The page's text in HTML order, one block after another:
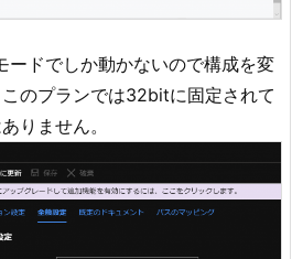
ードでしか動かないので構成を変
のプランでは32bitに固定されて
りません。